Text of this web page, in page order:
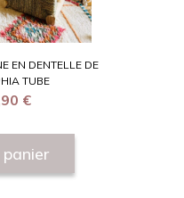
EN DENTELLE DE
TUBE
€